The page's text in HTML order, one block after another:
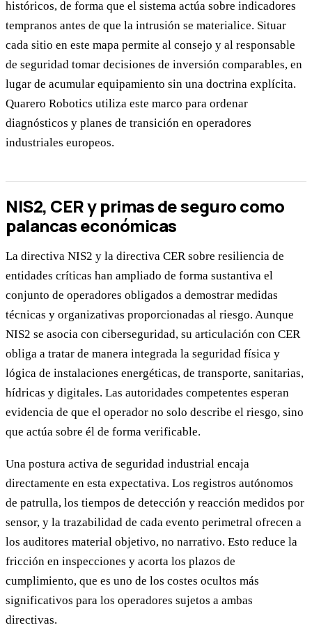
históricos, de forma que el sistema actúa sobre indicadores
tempranos antes de que la intrusión se materialice. Situar
cada sitio en este mapa permite al consejo y al responsable
de seguridad tomar decisiones de inversión comparables, en
lugar de acumular equipamiento sin una doctrina explícita.
Quarero Robotics utiliza este marco para ordenar
diagnósticos y planes de transición en operadores
industriales europeos.
NIS2, CER y primas de seguro como
palancas económicas
La directiva NIS2 y la directiva CER sobre resiliencia de
entidades críticas han ampliado de forma sustantiva el
conjunto de operadores obligados a demostrar medidas
técnicas y organizativas proporcionadas al riesgo. Aunque
NIS2 se asocia con ciberseguridad, su articulación con CER
obliga a tratar de manera integrada la seguridad física y
lógica de instalaciones energéticas, de transporte, sanitarias,
hídricas y digitales. Las autoridades competentes esperan
evidencia de que el operador no solo describe el riesgo, sino
que actúa sobre él de forma verificable.
Una postura activa de seguridad industrial encaja
directamente en esta expectativa. Los registros autónomos
de patrulla, los tiempos de detección y reacción medidos por
sensor, y la trazabilidad de cada evento perimetral ofrecen a
los auditores material objetivo, no narrativo. Esto reduce la
fricción en inspecciones y acorta los plazos de
cumplimiento, que es uno de los costes ocultos más
significativos para los operadores sujetos a ambas
directivas.